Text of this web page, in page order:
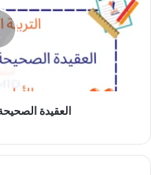
والعقائد
الفاسدة
العقيدة